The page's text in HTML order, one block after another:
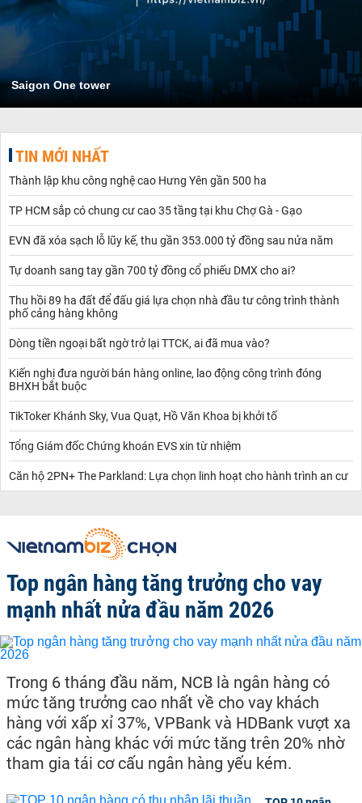
Saigon One tower
TIN MỚI NHẤT
Thành lập khu công nghệ cao Hưng Yên gần 500 ha
TP HCM sắp có chung cư cao 35 tầng tại khu Chợ Gà - Gạo
EVN đã xóa sạch lỗ lũy kế, thu gần 353.000 tỷ đồng sau nửa năm
Tự doanh sang tay gần 700 tỷ đồng cổ phiếu DMX cho ai?
Thu hồi 89 ha đất để đấu giá lựa chọn nhà đầu tư công trình thành
phố cảng hàng không
Dòng tiền ngoại bất ngờ trở lại TTCK, ai đã mua vào?
Kiến nghị đưa người bán hàng online, lao động công trình đóng
BHXH bắt buộc
TikToker Khánh Sky, Vua Quạt, Hồ Văn Khoa bị khởi tố
Tổng Giám đốc Chứng khoán EVS xin từ nhiệm
Căn hộ 2PN+ The Parkland: Lựa chọn linh hoạt cho hành trình an cư
Top ngân hàng tăng trưởng cho vay
mạnh nhất nửa đầu năm 2026
Trong 6 tháng đầu năm, NCB là ngân hàng có
mức tăng trưởng cao nhất về cho vay khách
hàng với xấp xỉ 37%, VPBank và HDBank vượt xa
các ngân hàng khác với mức tăng trên 20% nhờ
tham gia tái cơ cấu ngân hàng yếu kém.